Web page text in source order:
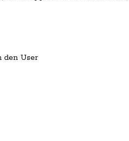
den User